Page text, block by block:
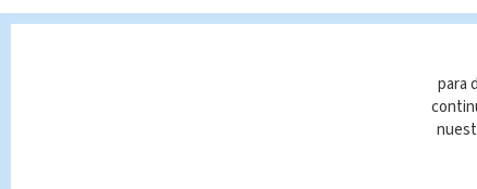
Elementos de la Guardia
en espera de peritos ypara